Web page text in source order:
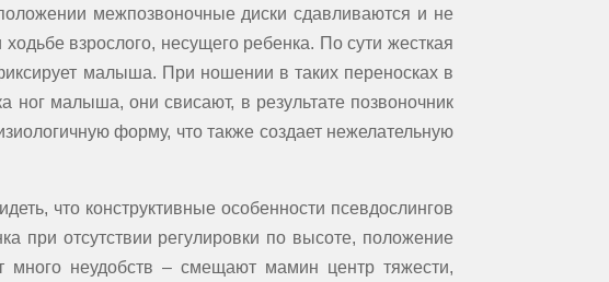
межпозвоночные диски сдавливаются и не
взрослого, несущего ребенка. По сути жесткая
малыша. При ношении в таких переносках в
ног малыша, они свисают, в результате позвоночник
форму, что также создает нежелательную
что конструктивные особенности псевдослингов
при отсутствии регулировки по высоте, положение
неудобств – смещают мамин центр тяжести,